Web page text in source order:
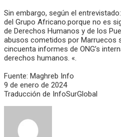
Sin embargo, según el
del Grupo Africano.porque no es
de Derechos Humanos y de los
abusos cometidos por Marruecos
cincuenta informes de ONG’s
derechos humanos. «.
Fuente: Maghreb Info
9 de enero de 2024
Traducción de InfoSurGlobal